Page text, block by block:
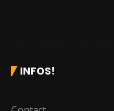
INFOS!